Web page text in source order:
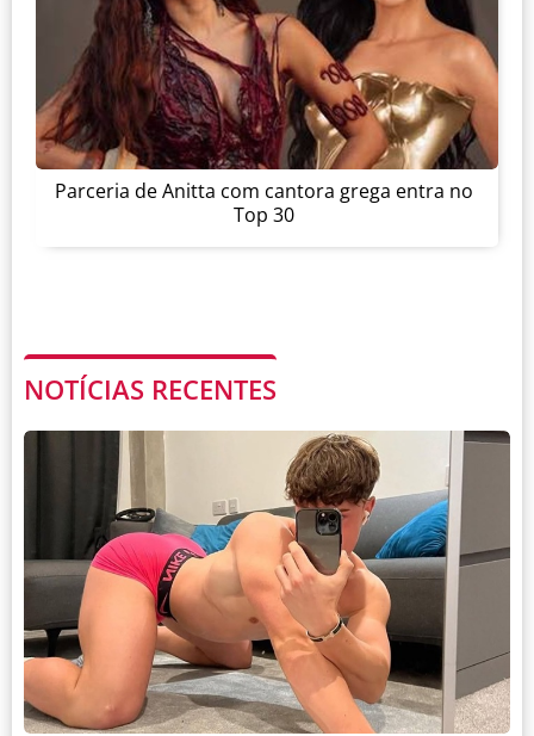
Parceria de Anitta com cantora grega entra no
Top 30
NOTÍCIAS RECENTES